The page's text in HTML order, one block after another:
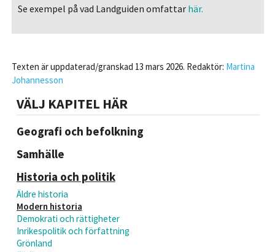
Se exempel på vad Landguiden omfattarhär.
Texten är uppdaterad/granskad 13 mars 2026. Redaktör: Martina
Johannesson
VÄLJ KAPITEL HÄR
Geografi och befolkning
Samhälle
Historia och politik
Äldre historia
Modern historia
Demokrati och rättigheter
Inrikespolitik och författning
Grönland